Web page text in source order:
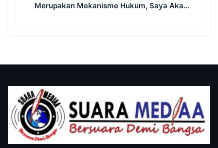
Merupakan Mekanisme Hukum, Saya Akan